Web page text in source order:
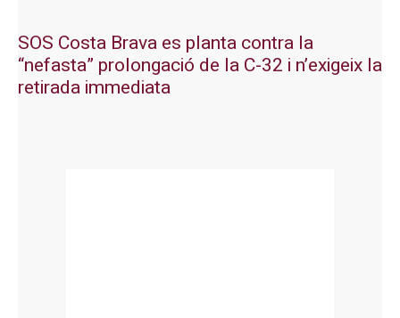
SOS Costa Brava es planta contra la
“nefasta” prolongació de la C-32 i n’exigeix la
retirada immediata